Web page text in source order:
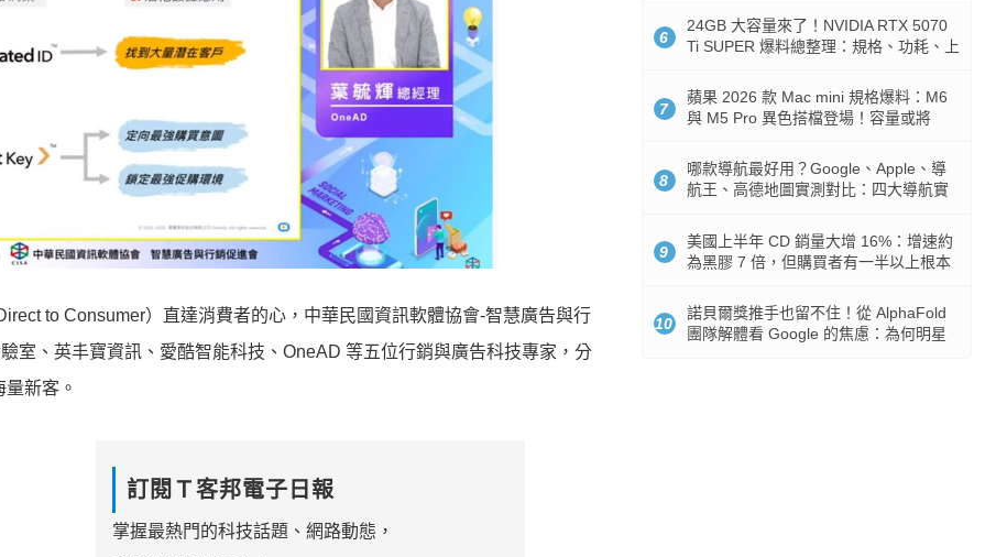
to Consumer）直達消費者的心，中華民國資訊軟體協會-智慧廣告與行
室、英丰寶資訊、愛酷智能科技、OneAD 等五位行銷與廣告科技專家， 分
新客。
訂閱Ｔ客邦電子日報
掌握最熱門的科技話題、網路動態，
6
24GB 大容量來了！NVIDIA RTX 5070
Ti SUPER 爆料總整理：規格、功耗、上
7
蘋果 2026 款 Mac mini 規格爆料：M6
與 M5 Pro 異色搭檔登場！容量或將
8
哪款導航最好用？Google、Apple、導
航王、高德地圖實測對比：四大導航實
9
美國上半年 CD 銷量大增 16%：增速約
為黑膠 7 倍，但購買者有一半以上根本
10
諾貝爾獎推手也留不住！從 AlphaFold
團隊解體看 Google 的焦慮：為何明星